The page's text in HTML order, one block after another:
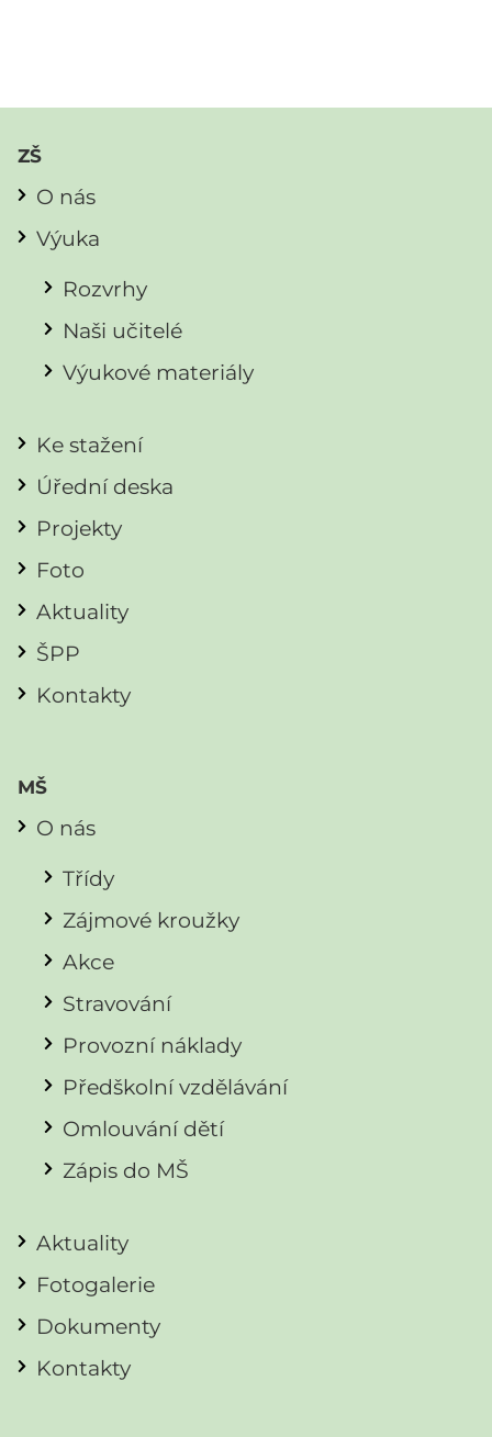
ZŠ
O nás
Výuka
Rozvrhy
Naši učitelé
Výukové materiály
Ke stažení
Úřední deska
Projekty
Foto
Aktuality
ŠPP
Kontakty
MŠ
O nás
Třídy
Zájmové kroužky
Akce
Stravování
Provozní náklady
Předškolní vzdělávání
Omlouvání dětí
Zápis do MŠ
Aktuality
Fotogalerie
Dokumenty
Kontakty